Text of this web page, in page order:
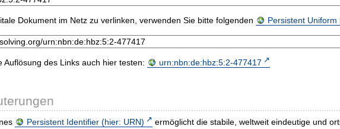
Dokument im Netz zu verlinken, verwenden Sie bitte folgenden Persistent
Auflösung des Links auch hier testen: urn:nbn:de:hbz:5:2-477417
Persistent Identifier (hier: URN)
ermöglicht die stabile, weltweit eindeutige und